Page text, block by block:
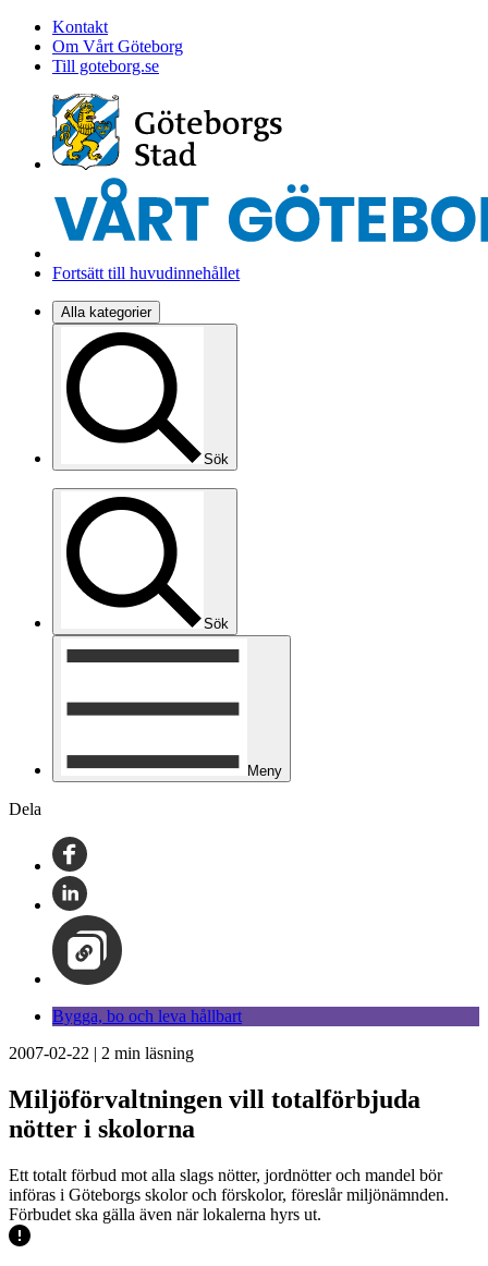
Kontakt
Om Vårt Göteborg
Till goteborg.se
Fortsätt till huvudinnehållet
Alla kategorier
Sök
Sök
Meny
Dela
Bygga, bo och leva hållbart
2007-02-22 | 2 min läsning
Miljöförvaltningen vill totalförbjuda
nötter i skolorna
Ett totalt förbud mot alla slags nötter, jordnötter och mandel bör
införas i Göteborgs skolor och förskolor, föreslår miljönämnden.
Förbudet ska gälla även när lokalerna hyrs ut.